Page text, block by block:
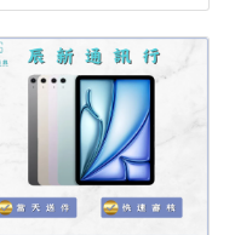
都歡迎洽群官方LINE：
• 七日鑑賞期
，如商品有問題，請盡
速向我們告知並且協助處
理 • 全新品為原廠保固一
年，中古機店家保固15天
• 店家擁有隨時修改、變
更、暫停活動之權利 下單
請先私訊和加LINE來幫